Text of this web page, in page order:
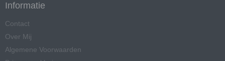
Informatie
Contact
Over Mij
Algemene Voorwaarden